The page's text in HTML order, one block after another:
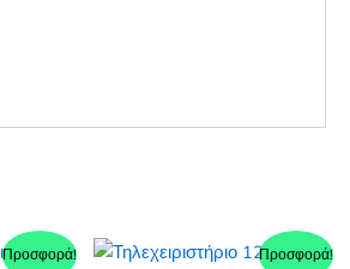
Προσφορά! Προσφορά!